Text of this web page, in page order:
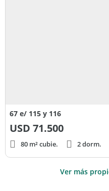
67 e/ 115 y 116
USD 71.500
80 m² cubie. 2 dorm.
Ver más